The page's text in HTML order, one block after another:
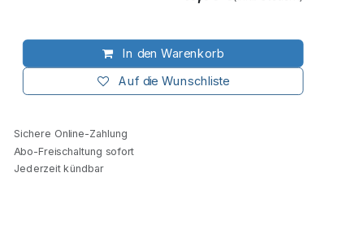
In den Warenkorb
Auf die Wunschliste
Sichere Online-Zahlung
Abo-Freischaltung sofort
Jederzeit kündbar